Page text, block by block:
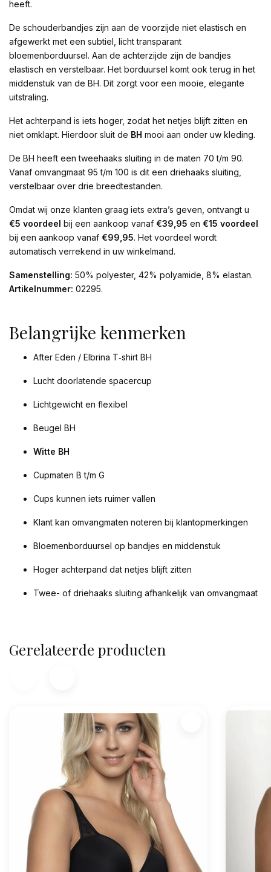
heeft.
De schouderbandjes zijn aan de voorzijde niet elastisch en
afgewerkt met een subtiel, licht transparant
bloemenborduursel. Aan de achterzijde zijn de bandjes
elastisch en verstelbaar. Het borduursel komt ook terug in het
middenstuk van de BH. Dit zorgt voor een mooie, elegante
uitstraling.
Het achterpand is iets hoger, zodat het netjes blijft zitten en
niet omklapt. Hierdoor sluit de BH mooi aan onder uw kleding.
De BH heeft een tweehaaks sluiting in de maten 70 t/m 90.
Vanaf omvangmaat 95 t/m 100 is dit een driehaaks sluiting,
verstelbaar over drie breedtestanden.
Omdat wij onze klanten graag iets extra’s geven, ontvangt u
€5 voordeel bij een aankoop vanaf €39,95 en €15 voordeel
bij een aankoop vanaf €99,95. Het voordeel wordt
automatisch verrekend in uw winkelmand.
Samenstelling: 50% polyester, 42% polyamide, 8% elastan.
Artikelnummer: 02295.
Belangrijke kenmerken
After Eden / Elbrina T‑shirt BH
Lucht doorlatende spacercup
Lichtgewicht en flexibel
Beugel BH
Witte BH
Cupmaten B t/m G
Cups kunnen iets ruimer vallen
Klant kan omvangmaten noteren bij klantopmerkingen
Bloemenborduursel op bandjes en middenstuk
Hoger achterpand dat netjes blijft zitten
Twee- of driehaaks sluiting afhankelijk van omvangmaat
Gerelateerde producten